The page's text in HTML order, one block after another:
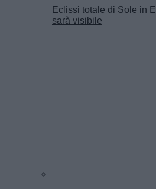
Eclissi totale di Sole in
sarà visibile